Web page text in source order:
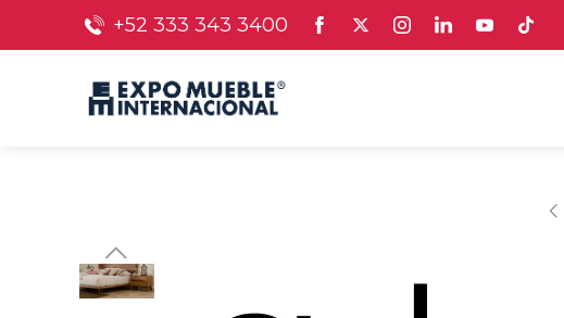
+52 333 343 3400